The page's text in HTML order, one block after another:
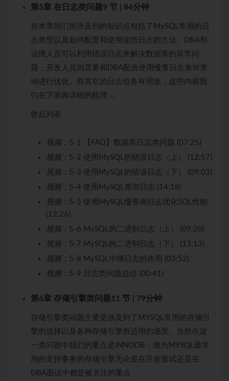
第5章 在日志类问题9 节 | 84分钟
在本章我们所涉及到的知识点包括了MySQL常用的日
志类型以及如何配置和使用这些日志的方法。DBA和
运维人员可以利用错误日志来解决数据库的异常问
题，开发人员则需要和DBA配合使用慢查日志来对查
询进行优化。而其它的日志也各有用途，这些内容我
们在下面再详细的梳理 …
收起列表
视频： 5-1 【FAQ】数据库日志类问题 (07:25)
视频： 5-2 使用MySQL的错误日志（上） (12:57)
视频： 5-3 使用MySQL的错误日志（下） (09:03)
视频： 5-4 使用MySQL查询日志 (14:18)
视频： 5-5 使用MySQL慢查询日志优化SQL性能
(12:26)
视频： 5-6 MySQL的二进制日志（上） (09:20)
视频： 5-7 MySQL的二进制日志（下） (13:13)
视频： 5-8 MySQL中继日志的作用 (03:52)
视频： 5-9 日志类问题总结 (00:41)
第6章 存储引擎类问题11 节 | 79分钟
存储引擎类问题主要是涉及到了MYSQL常用的存储引
擎的选择以及各种存储引擎所适用的场景。当然在这
一类问题中我们的重点是INNODB，做为MYSQL最常
用的支持事务的存储引擎无论是在开发面试还是在
DBA面试中都是被关注的重点